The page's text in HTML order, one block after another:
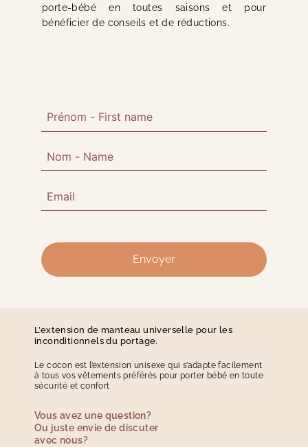
porte-bébé en toutes saisons et pour
bénéficier de conseils et de réductions.
Envoyer
L’extension de manteau universelle pour les
inconditionnels du portage.
Le cocon est l’extension unisexe qui s’adapte facilement
à tous vos vêtements préférés pour porter bébé en toute
sécurité et confort
Vous avez une question?
Ou juste envie de discuter
avec nous?